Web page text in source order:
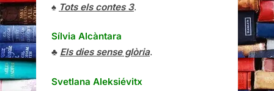
♠ Tots els contes 3.
Sílvia Alcàntara
♣ Els dies sense glòria.
Svetlana Aleksiévitx